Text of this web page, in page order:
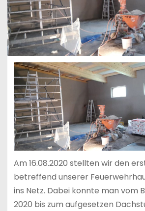
Am 16.08.2020 stellten wir den
betreffend unserer
ins Netz. Dabei konnte man vom
2020 bis zum aufgesetzen